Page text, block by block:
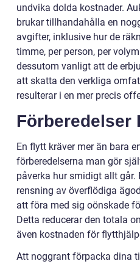
undvika dolda kostnader.
brukar tillhandahålla en
avgifter, inklusive hur de
timme, per person, per
dessutom vanligt att de
att skatta den verkliga
resulterar i en mer precis
Förberedelser
En flytt kräver mer än bara
förberedelserna man gör
påverka hur smidigt allt går.
rensning av överflödiga
att föra med sig oönskade
Detta reducerar den totala
även kostnaden för
Att noggrant förpacka dina